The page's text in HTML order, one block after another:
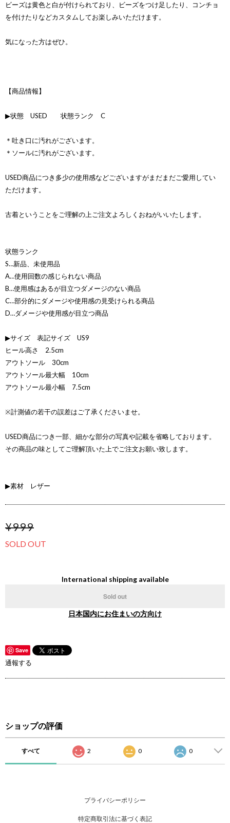
ビーズは黄色と白が付けられており、ビーズをつけ足したり、コンチョ
を付けたりなどカスタムしてお楽しみいただけます。
気になった方はぜひ。
【商品情報】
▶状態 USED 状態ランク C
＊吐き口に汚れがございます。
＊ソールに汚れがございます。
USED商品につき多少の使用感などございますがまだまだご愛用してい
ただけます。
古着ということをご理解の上ご注文よろしくおねがいいたします。
状態ランク
S…新品、未使用品
A…使用回数の感じられない商品
B…使用感はあるが目立つダメージのない商品
C…部分的にダメージや使用感の見受けられる商品
D…ダメージや使用感が目立つ商品
▶サイズ 表記サイズ US9
ヒール高さ 2.5cm
アウトソール 30cm
アウトソール最大幅 10cm
アウトソール最小幅 7.5cm
※計測値の若干の誤差はご了承くださいませ。
USED商品につき一部、細かな部分の写真や記載を省略しております。
その商品の味としてご理解頂いた上でご注文お願い致します。
▶素材 レザー
¥999
SOLD OUT
International shipping available
Sold out
日本国内にお住まいの方向け
Save
通報する
ショップの評価
すべて 2 0 0
プライバシーポリシー
特定商取引法に基づく表記